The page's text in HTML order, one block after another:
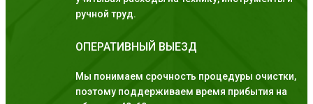
ручной труд.
ОПЕРАТИВНЫЙ ВЫЕЗД
Мы понимаем срочность процедуры очистки,
поэтому поддерживаем время прибытия на